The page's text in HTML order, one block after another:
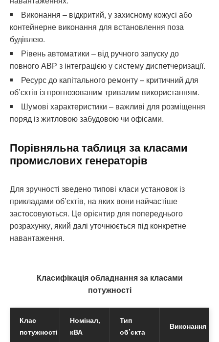
Виконання – відкритий, у захисному кожусі або
контейнерне виконання для встановлення поза
будівлею.
Рівень автоматики – від ручного запуску до
повного АВР з інтеграцією у систему диспетчеризації.
Ресурс до капітального ремонту – критичний для
об’єктів із прогнозованим тривалим використанням.
Шумові характеристики – важливі для розміщення
поряд із житловою забудовою чи офісами.
Порівняльна таблиця за класами
промислових генераторів
Для зручності зведено типові класи установок із
прикладами об’єктів, на яких вони найчастіше
застосовуються. Це орієнтир для попереднього
розрахунку, який далі уточнюється під конкретне
навантаження.
Класифікація обладнання за класами
потужності
Клас
потужності
Номінал,
кВА
Тип
об’єкта
Виконання